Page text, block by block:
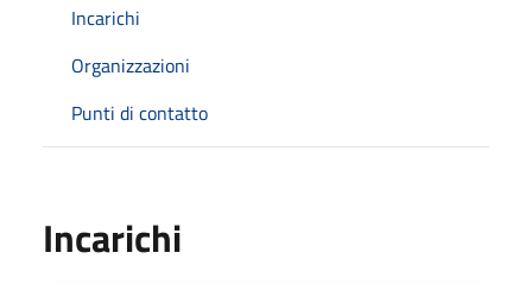
Incarichi
Organizzazioni
Punti di contatto
Incarichi